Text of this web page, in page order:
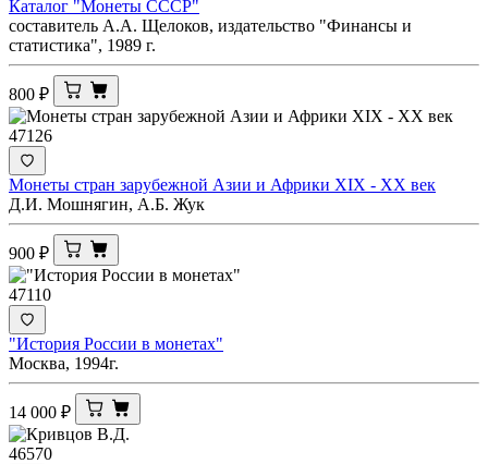
Каталог "Монеты СССР"
составитель А.А. Щелоков, издательство "Финансы и
статистика", 1989 г.
800 ₽
47126
Монеты стран зарубежной Азии и Африки ХIX - XX век
Д.И. Мошнягин, А.Б. Жук
900 ₽
47110
"История России в монетах"
Москва, 1994г.
14 000 ₽
46570